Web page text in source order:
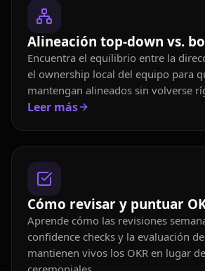
Alineación top-down vs.
Encuentra el equilibrio entre la
el ownership local del equipo para
mantengan alineados sin volverse
Leer más
Cómo revisar y puntuar
Aprende cómo las revisiones
confidence checks y la evaluación
mantienen vivos los OKR en lugar